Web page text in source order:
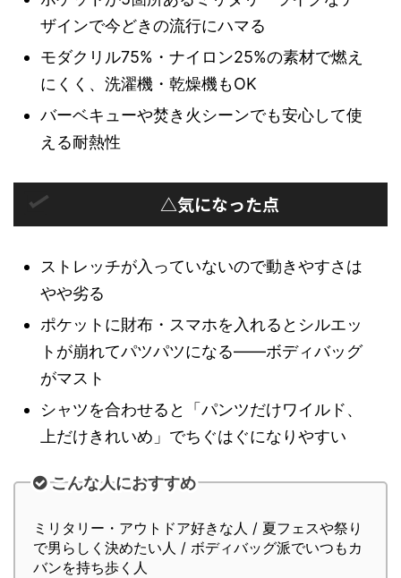
ザインで今どきの流行にハマる
モダクリル75%・ナイロン25%の素材で燃え
にくく、洗濯機・乾燥機もOK
バーベキューや焚き火シーンでも安心して使
える耐熱性
△気になった点
ストレッチが入っていないので動きやすさは
やや劣る
ポケットに財布・スマホを入れるとシルエッ
トが崩れてパツパツになる——ボディバッグ
がマスト
シャツを合わせると「パンツだけワイルド、
上だけきれいめ」でちぐはぐになりやすい
こんな人におすすめ
ミリタリー・アウトドア好きな人 / 夏フェスや祭り
で男らしく決めたい人 / ボディバッグ派でいつもカ
バンを持ち歩く人